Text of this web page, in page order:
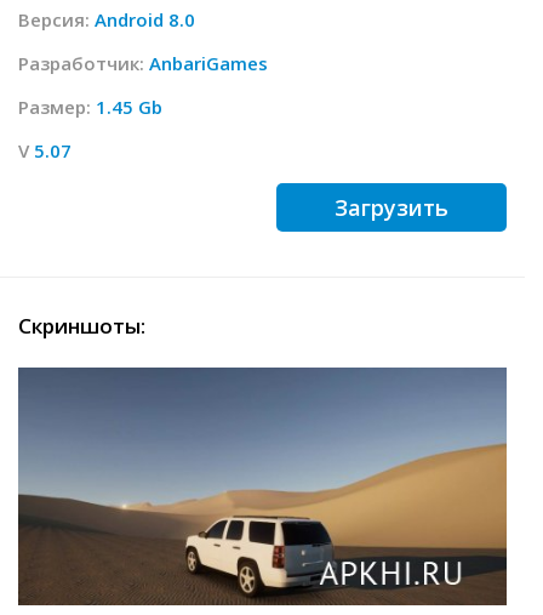
Версия: Android 8.0
Разработчик: AnbariGames
Размер: 1.45 Gb
V 5.07
Загрузить
Скриншоты: